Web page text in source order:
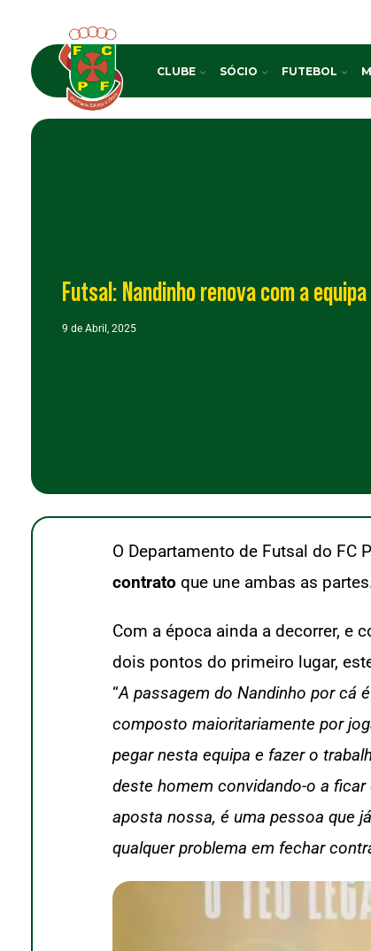
CLUBE SÓCIO FUTEBOL
Futsal: Nandinho renova com a
9 de Abril, 2025
O Departamento de Futsal do FC
contrato que une ambas as
Com a época ainda a decorrer, e
dois pontos do primeiro lugar,
“A passagem do Nandinho por cá
composto maioritariamente por
pegar nesta equipa e fazer o
deste homem convidando-o a
aposta nossa, é uma pessoa que
qualquer problema em fechar